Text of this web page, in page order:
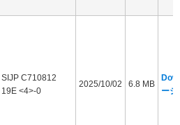
SIJP C710812
19E <4>-0
2025/10/02 6.8 MB
ージ